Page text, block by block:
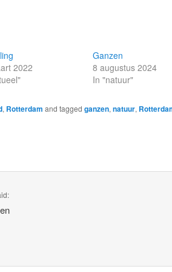
2022
Ganzen
8 augustus 2024
In "natuur"
, Rotterdam and tagged ganzen, natuur,